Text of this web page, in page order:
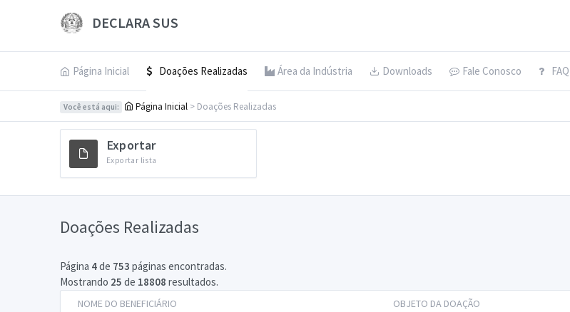
DECLARA SUS
Página Inicial Doações Realizadas Área da Indústria Downloads Fale Conosco FAQ
Você está aqui: Página Inicial > Doações Realizadas
Exportar
Exportar lista
Doações Realizadas
Página 4de 753 páginas encontradas.
Mostrando 25 de 18808 resultados.
NOME DO BENEFICIÁRIO OBJETO DA DOAÇÃO